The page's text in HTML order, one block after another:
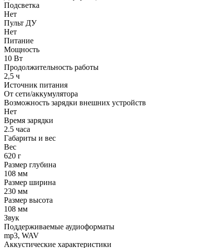
Подсветка
Нет
Пульт ДУ
Нет
Питание
Мощность
10 Вт
Продолжительность работы
2,5 ч
Источник питания
От сети/аккумулятора
Возможность зарядки внешних устройств
Нет
Время зарядки
2.5 часа
Габариты и вес
Вес
620 г
Размер глубина
108 мм
Размер ширина
230 мм
Размер высота
108 мм
Звук
Поддерживаемые аудиоформаты
mp3, WAV
Аккустические характеристики